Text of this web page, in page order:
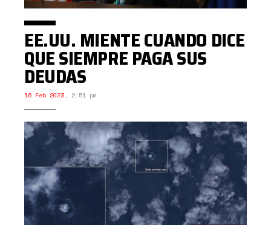
EE.UU. MIENTE CUANDO DICE
QUE SIEMPRE PAGA SUS
DEUDAS
16 Feb 2023, 2:51 pm.